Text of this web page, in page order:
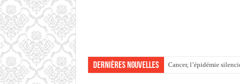
Dernières Nouvelles Cancer, l’épidémie